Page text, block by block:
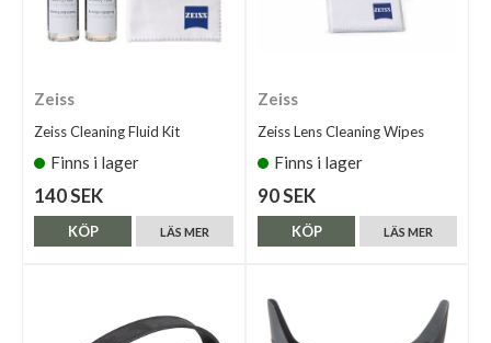
Zeiss
Zeiss Cleaning Fluid Kit
Finns i lager
140 SEK
LÄS MER
KÖP
Zeiss
Zeiss Lens Cleaning Wipes
Finns i lager
90 SEK
LÄS MER
KÖP